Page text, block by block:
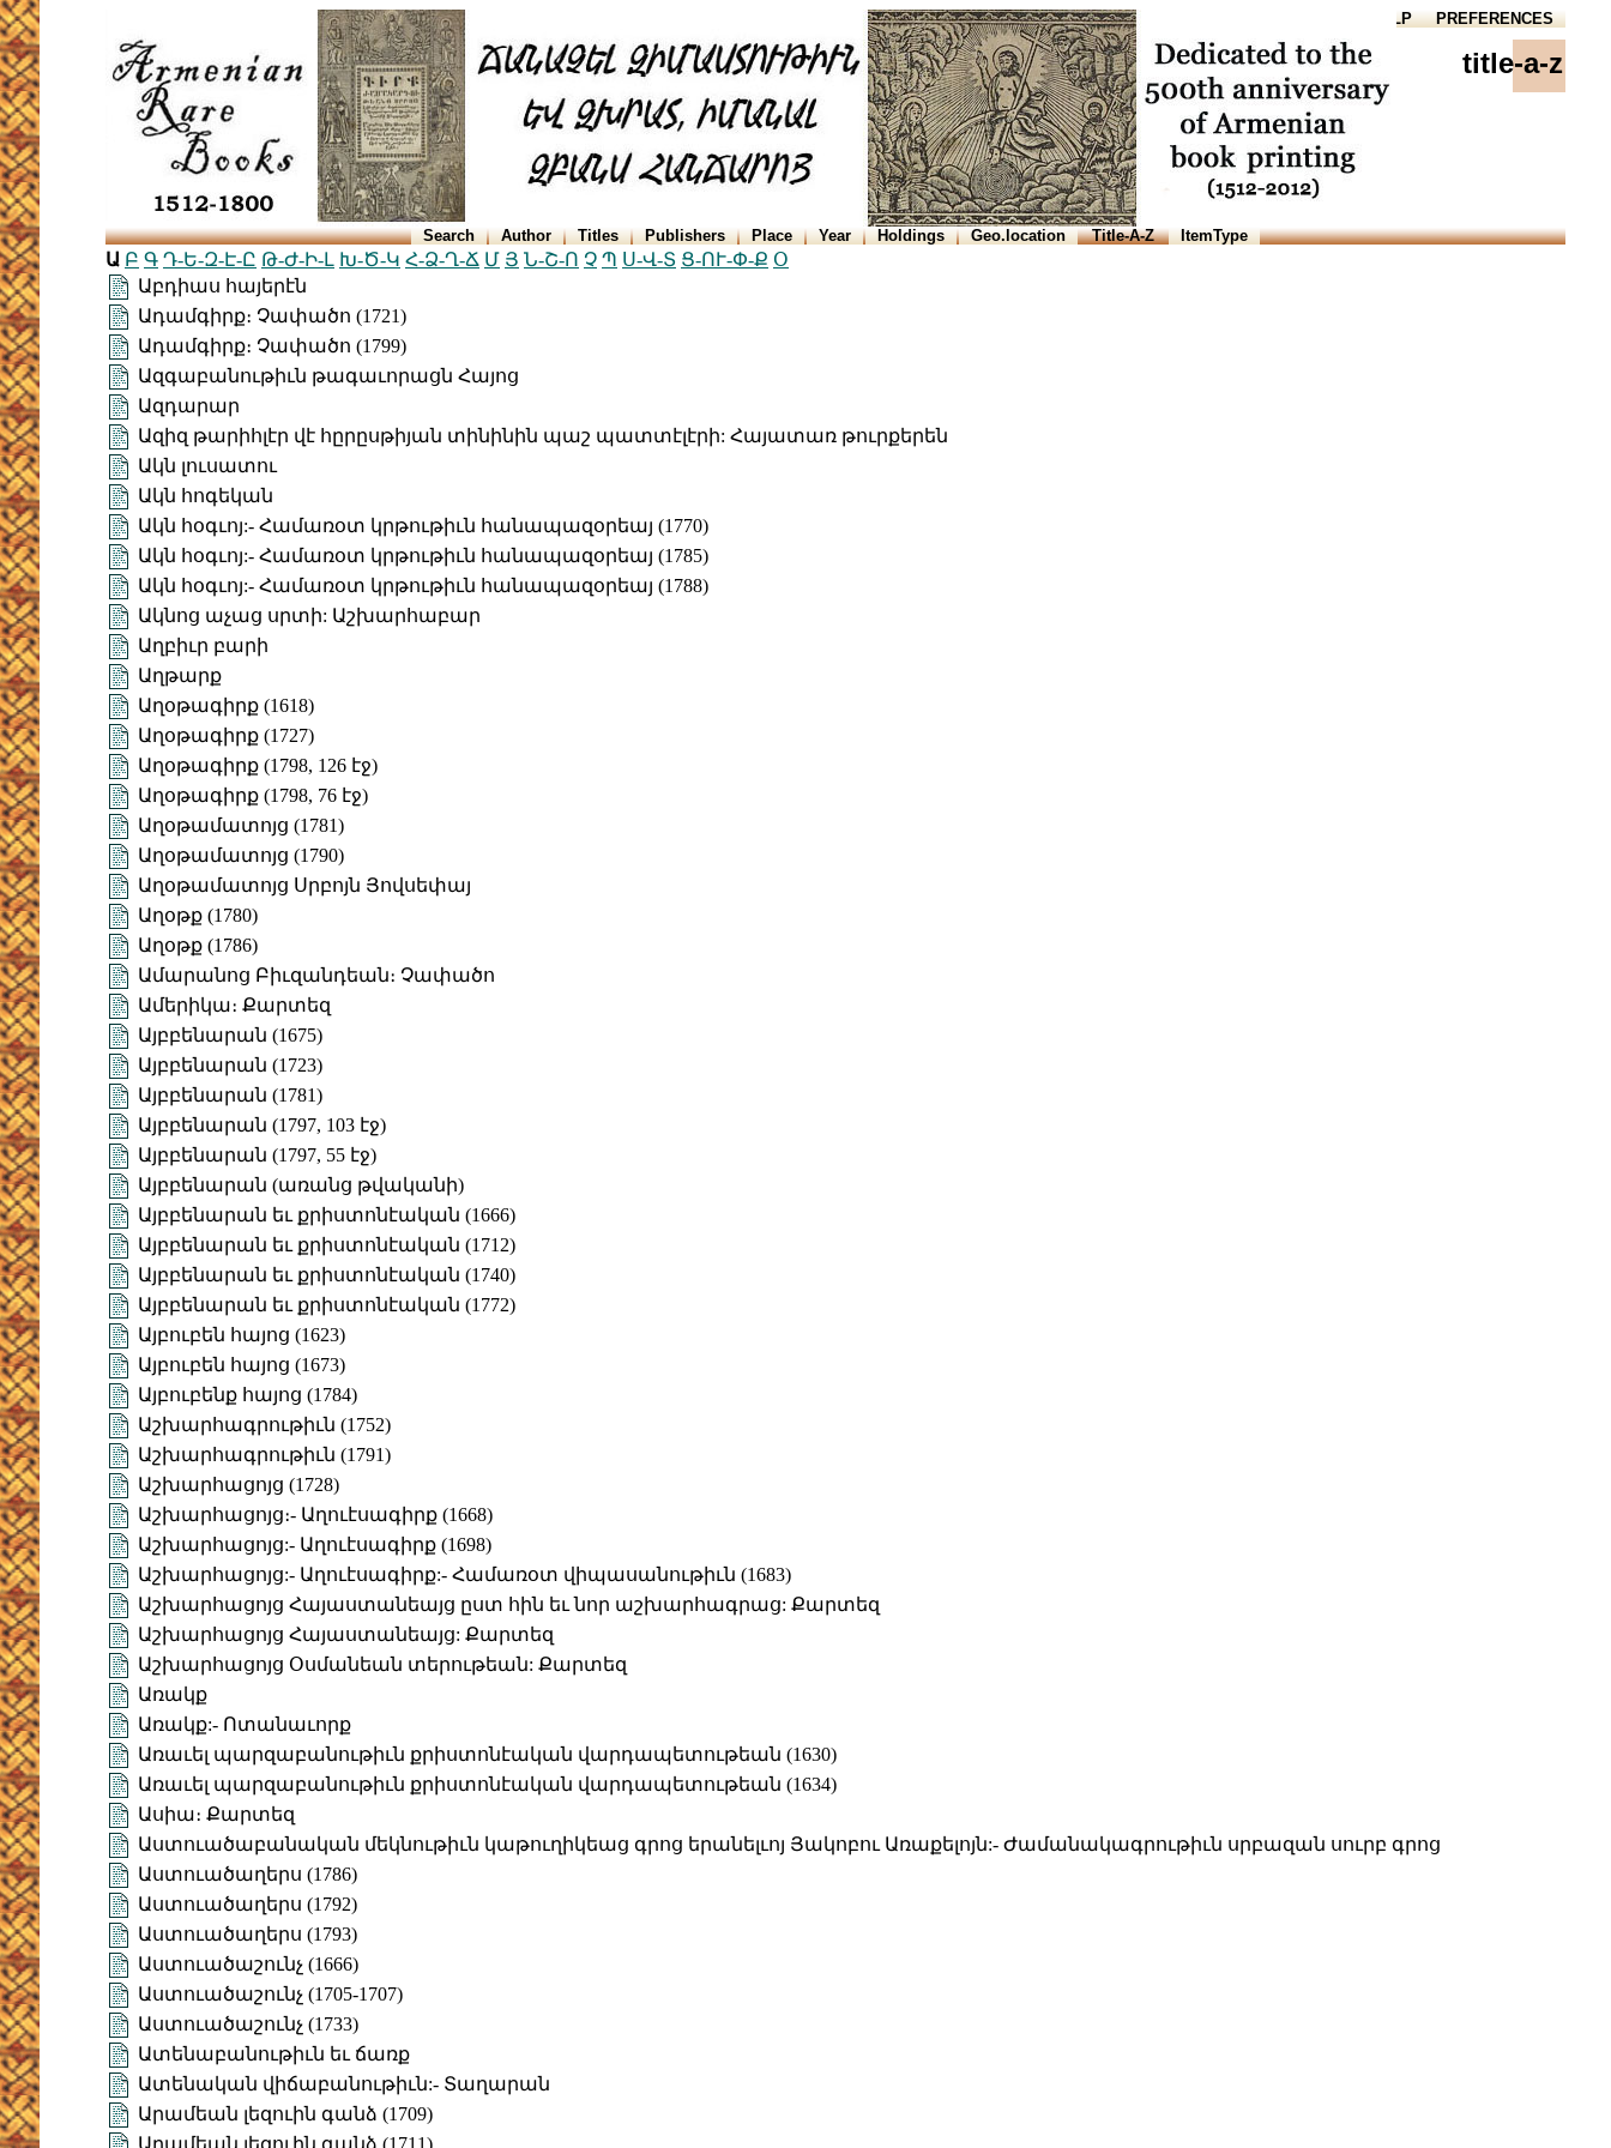
HELP PREFERENCES
title-a-z
Search Author Titles Publishers Place Year Holdings Geo.location Title-A-Z ItemType
Ա Բ Գ Դ-Ե-Զ-Է-Ը Թ-Ժ-Ի-Լ Խ-Ծ-Կ Հ-Ձ-Ղ-Ճ Մ Յ Ն-Շ-Ո Չ Պ Ս-Վ-Տ Ց-ՈՒ-Փ-Ք Օ
Աբդիաս հայերէն
Ադամգիրք։ Չափածո (1721)
Ադամգիրք։ Չափածո (1799)
Ազգաբանութիւն թագաւորացն Հայոց
Ազդարար
Ազիզ թարիհլէր վէ հըրըսթիյան տինինին պաշ պատտէլէրի: Հայատառ թուրքերեն
Ակն լուսատու
Ակն հոգեկան
Ակն հօգւոյ:- Համառօտ կրթութիւն հանապազօրեայ (1770)
Ակն հօգւոյ:- Համառօտ կրթութիւն հանապազօրեայ (1785)
Ակն հօգւոյ:- Համառօտ կրթութիւն հանապազօրեայ (1788)
Ակնոց աչաց սրտի: Աշխարհաբար
Աղբիւր բարի
Աղթարք
Աղօթագիրք (1618)
Աղօթագիրք (1727)
Աղօթագիրք (1798, 126 էջ)
Աղօթագիրք (1798, 76 էջ)
Աղօթամատոյց (1781)
Աղօթամատոյց (1790)
Աղօթամատոյց Սրբոյն Յովսեփայ
Աղօթք (1780)
Աղօթք (1786)
Ամարանոց Բիւզանդեան։ Չափածո
Ամերիկա։ Քարտեզ
Այբբենարան (1675)
Այբբենարան (1723)
Այբբենարան (1781)
Այբբենարան (1797, 103 էջ)
Այբբենարան (1797, 55 էջ)
Այբբենարան (առանց թվականի)
Այբբենարան եւ քրիստոնէական (1666)
Այբբենարան եւ քրիստոնէական (1712)
Այբբենարան եւ քրիստոնէական (1740)
Այբբենարան եւ քրիստոնէական (1772)
Այբուբեն հայոց (1623)
Այբուբեն հայոց (1673)
Այբուբենք հայոց (1784)
Աշխարհագրութիւն (1752)
Աշխարհագրութիւն (1791)
Աշխարհացոյց (1728)
Աշխարհացոյց։- Աղուէսագիրք (1668)
Աշխարհացոյց:- Աղուէսագիրք (1698)
Աշխարհացոյց:- Աղուէսագիրք:- Համառօտ վիպասանութիւն (1683)
Աշխարհացոյց Հայաստանեայց ըստ հին եւ նոր աշխարհագրաց: Քարտեզ
Աշխարհացոյց Հայաստանեայց: Քարտեզ
Աշխարհացոյց Օսմանեան տերութեան: Քարտեզ
Առակք
Առակք:- Ոտանաւորք
Առաւել պարզաբանութիւն քրիստոնէական վարդապետութեան (1630)
Առաւել պարզաբանութիւն քրիստոնէական վարդապետութեան (1634)
Ասիա։ Քարտեզ
Աստուածաբանական մեկնութիւն կաթուղիկեաց գրոց երանելւոյ Յակոբու Առաքելոյն:- Ժամանակագրութիւն սրբազան սուրբ գրոց
Աստուածաղերս (1786)
Աստուածաղերս (1792)
Աստուածաղերս (1793)
Աստուածաշունչ (1666)
Աստուածաշունչ (1705-1707)
Աստուածաշունչ (1733)
Ատենաբանութիւն եւ ճառք
Ատենական վիճաբանութիւն:- Տաղարան
Արամեան լեզուին գանձ (1709)